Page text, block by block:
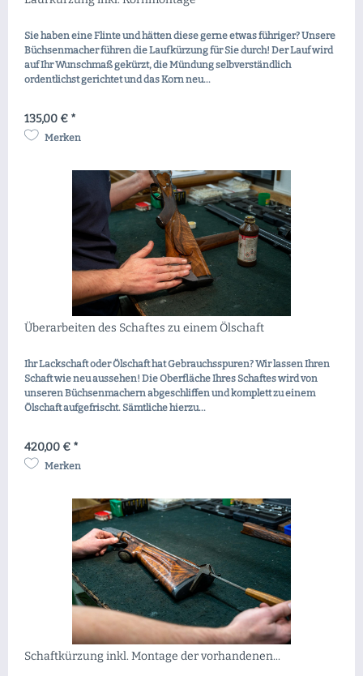
Sie haben eine Flinte und hätten diese gerne etwas führiger? Unsere
Büchsenmacher führen die Laufkürzung für Sie durch! Der Lauf wird
auf Ihr Wunschmaß gekürzt, die Mündung selbverständlich
ordentlichst gerichtet und das Korn neu...
135,00 € *
Merken
Überarbeiten des Schaftes zu einem Ölschaft
Ihr Lackschaft oder Ölschaft hat Gebrauchsspuren? Wir lassen Ihren
Schaft wie neu aussehen! Die Oberfläche Ihres Schaftes wird von
unseren Büchsenmachern abgeschliffen und komplett zu einem
Ölschaft aufgefrischt. Sämtliche hierzu...
420,00 € *
Merken
Schaftkürzung inkl. Montage der vorhandenen...